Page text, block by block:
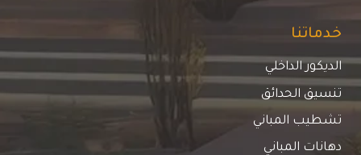
خدماتنا
الديكور الداخلي
تنسيق الحدائق
تشطيب المباني
دهانات المباني